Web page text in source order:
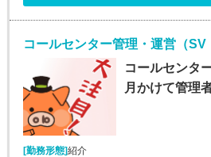
コールセンタ
月かけて管理
[勤務形態]紹介